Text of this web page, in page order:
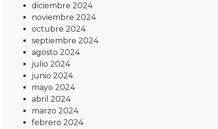
diciembre 2024
noviembre 2024
octubre 2024
septiembre 2024
agosto 2024
julio 2024
junio 2024
mayo 2024
abril 2024
marzo 2024
febrero 2024